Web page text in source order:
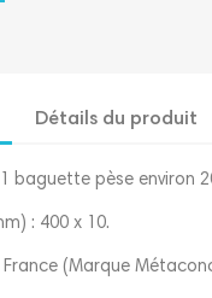
Détails du produit
baguette pèse environ
: 400 x 10.
France (Marque